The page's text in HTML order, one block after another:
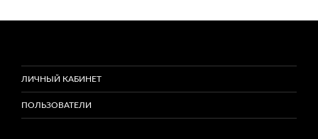
ЛИЧНЫЙ КАБИНЕТ
ПОЛЬЗОВАТЕЛИ